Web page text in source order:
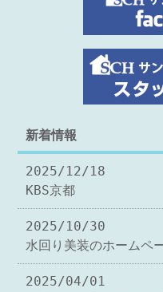
新着情報
2025/12/18
KBS京都
2025/10/30
水回り美装のホームペ
2025/04/01